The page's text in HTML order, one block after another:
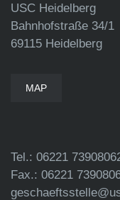
USC Heidelberg
Bahnhofstraße 34/1
69115 Heidelberg
MAP
Tel.: 06221
Fax.: 06221